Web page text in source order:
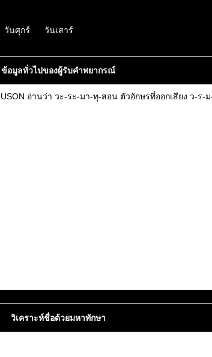
วันศุกร์ วันเสาร์
ข้อมูลทั่วไปของผู้รับคำพยากรณ์
อ่านว่า วะ-ระ-มา-ทุ-สอน ตัวอักษรที่ออกเสียง ว-
วิเคราะห์ชื่อด้วยมหาทักษา